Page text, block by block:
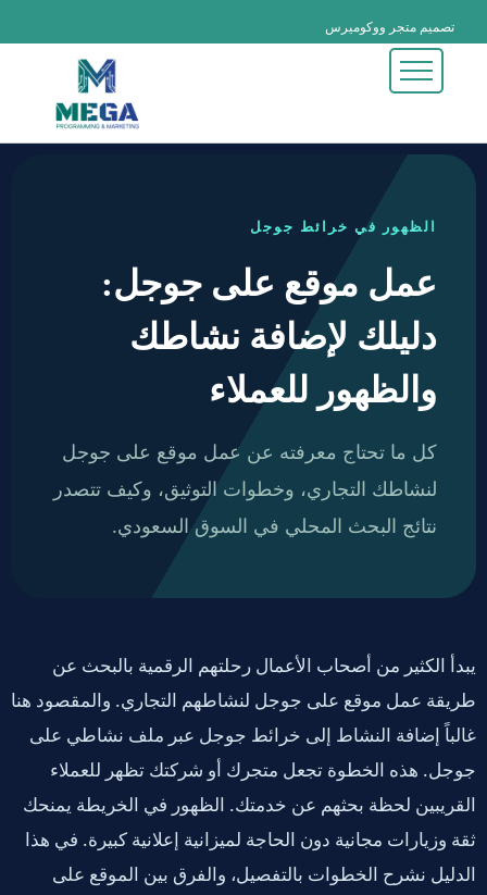
تصميم متجر ووكوميرس
تصميم متجر شوبيفاي
تصميم متجر PHP
تصميم الهوية البصرية
تصميم وبرمجة المواقع الالكترونية
تصميم وبرمجة المتاجر الكترونية
تصميم وبرمجة الأنظمة التجارية والإدارية
تحسين محركات البحث (SEO) المتقدم
الظهور في خرائط جوجل
عمل موقع على جوجل:
دليلك لإضافة نشاطك
والظهور للعملاء
كل ما تحتاج معرفته عن عمل موقع على جوجل
لنشاطك التجاري، وخطوات التوثيق، وكيف تتصدر
نتائج البحث المحلي في السوق السعودي.
يبدأ الكثير من أصحاب الأعمال رحلتهم الرقمية بالبحث عن
طريقة عمل موقع على جوجل لنشاطهم التجاري. والمقصود هنا
غالباً إضافة النشاط إلى خرائط جوجل عبر ملف نشاطي على
جوجل. هذه الخطوة تجعل متجرك أو شركتك تظهر للعملاء
القريبين لحظة بحثهم عن خدمتك. الظهور في الخريطة يمنحك
ثقة وزيارات مجانية دون الحاجة لميزانية إعلانية كبيرة. في هذا
الدليل نشرح الخطوات بالتفصيل، والفرق بين الموقع على